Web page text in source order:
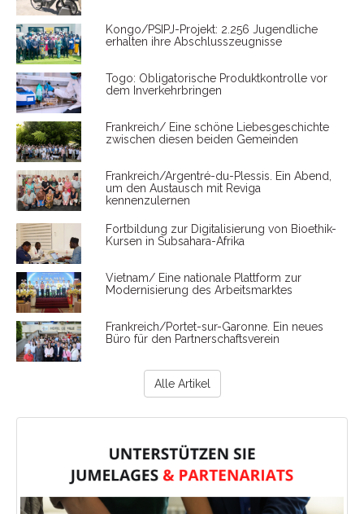
Kongo/PSIPJ-Projekt: 2.256 Jugendliche
erhalten ihre Abschlusszeugnisse
Togo: Obligatorische Produktkontrolle vor
dem Inverkehrbringen
Frankreich/ Eine schöne Liebesgeschichte
zwischen diesen beiden Gemeinden
Frankreich/Argentré-du-Plessis. Ein Abend,
um den Austausch mit Reviga
kennenzulernen
Fortbildung zur Digitalisierung von Bioethik-
Kursen in Subsahara-Afrika
Vietnam/ Eine nationale Plattform zur
Modernisierung des Arbeitsmarktes
Frankreich/Portet-sur-Garonne. Ein neues
Büro für den Partnerschaftsverein
Alle Artikel